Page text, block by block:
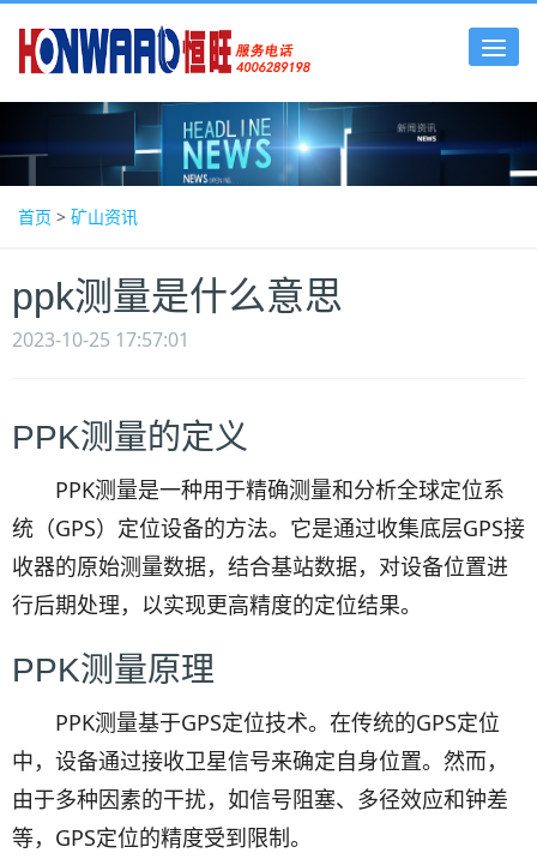
首页 > 矿山资讯
ppk测量是什么意思
2023-10-25 17:57:01
PPK测量的定义
PPK测量是一种用于精确测量和分析全球定位系
统（GPS）定位设备的方法。它是通过收集底层GPS接
收器的原始测量数据，结合基站数据，对设备位置进
行后期处理，以实现更高精度的定位结果。
PPK测量原理
PPK测量基于GPS定位技术。在传统的GPS定位
中，设备通过接收卫星信号来确定自身位置。然而，
由于多种因素的干扰，如信号阻塞、多径效应和钟差
等，GPS定位的精度受到限制。